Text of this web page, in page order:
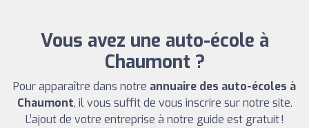
Vous avez une auto-école à
Chaumont ?
Pour apparaître dans notre annuaire des auto-écoles à
Chaumont, il vous suffit de vous inscrire sur notre site.
L’ajout de votre entreprise à notre guide est gratuit !